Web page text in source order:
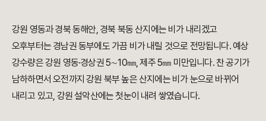
강원 영동과 경북 동해안, 경북 북동 산지에는 비가 내리겠고
오후부터는 경남권 동부에도 가끔 비가 내릴 것으로 전망됩니다. 예상
강수량은 강원 영동·경상권 5∼10㎜, 제주 5㎜ 미만입니다. 찬 공기가
남하하면서 오전까지 강원 북부 높은 산지에는 비가 눈으로 바뀌어
내리고 있고, 강원 설악산에는 첫눈이 내려 쌓였습니다.